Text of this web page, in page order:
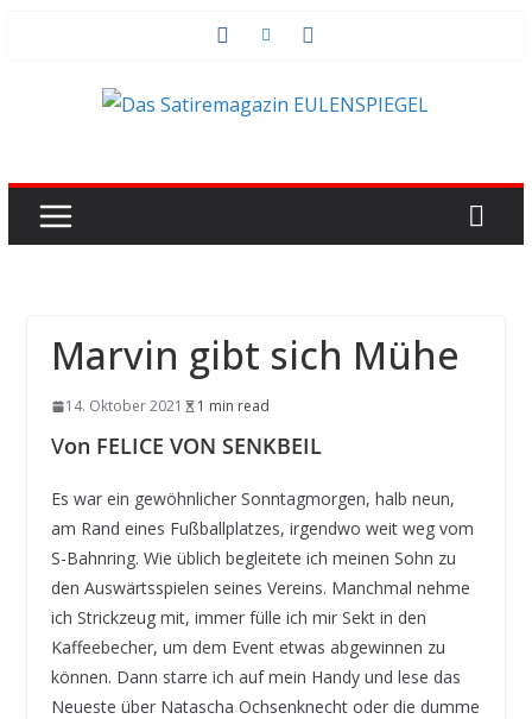
Marvin gibt sich Mühe
14. Oktober 2021 1 min read
Von FELICE VON SENKBEIL
Es war ein gewöhnlicher Sonntagmorgen, halb neun,
am Rand eines Fußballplatzes, irgendwo weit weg vom
S-Bahnring. Wie üblich begleitete ich meinen Sohn zu
den Auswärtsspielen seines Vereins. Manchmal nehme
ich Strickzeug mit, immer fülle ich mir Sekt in den
Kaffeebecher, um dem Event etwas abgewinnen zu
können. Dann starre ich auf mein Handy und lese das
Neueste über Natascha Ochsenknecht oder die dumme